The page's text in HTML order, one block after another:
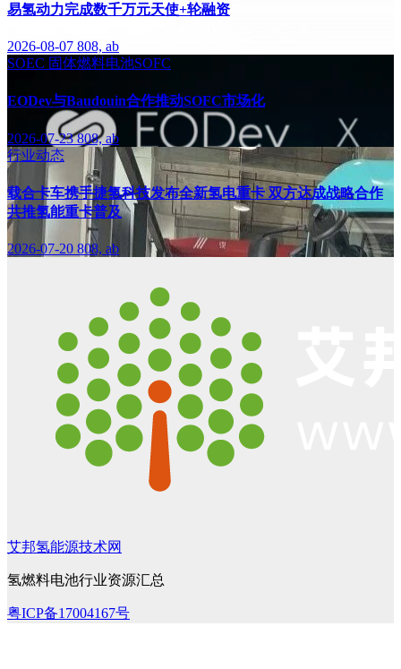
易氢动力完成数千万元天使+轮融资
2026-08-07 808, ab
SOEC 固体燃料电池SOFC
EODev与Baudouin合作推动SOFC市场化
2026-07-23808, ab
行业动态
载合卡车携手捷氢科技发布全新氢电重卡 双方达成战略合作
共推氢能重卡普及
2026-07-20 808, ab
艾邦氢能源技术网
氢燃料电池行业资源汇总
粤ICP备17004167号